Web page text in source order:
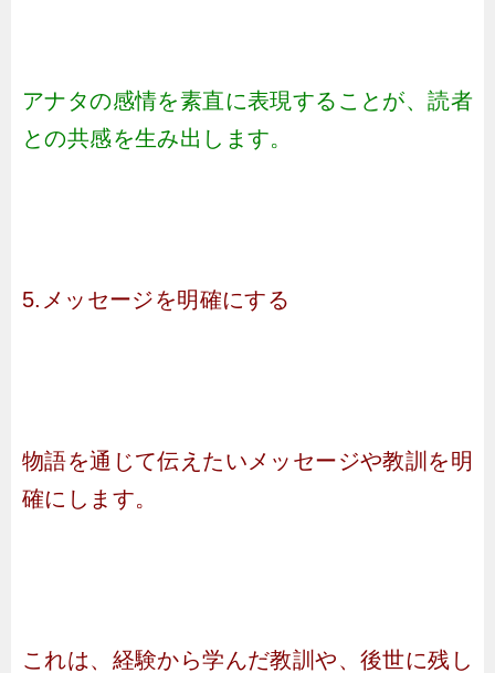
アナタの感情を素直に表現することが、読者
との共感を生み出します。
5.メッセージを明確にする
物語を通じて伝えたいメッセージや教訓を明
確にします。
これは、経験から学んだ教訓や、後世に残し